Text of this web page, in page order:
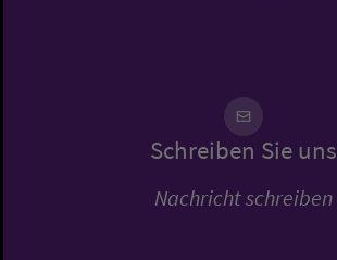
Schreiben Sie uns
Nachricht schreiben